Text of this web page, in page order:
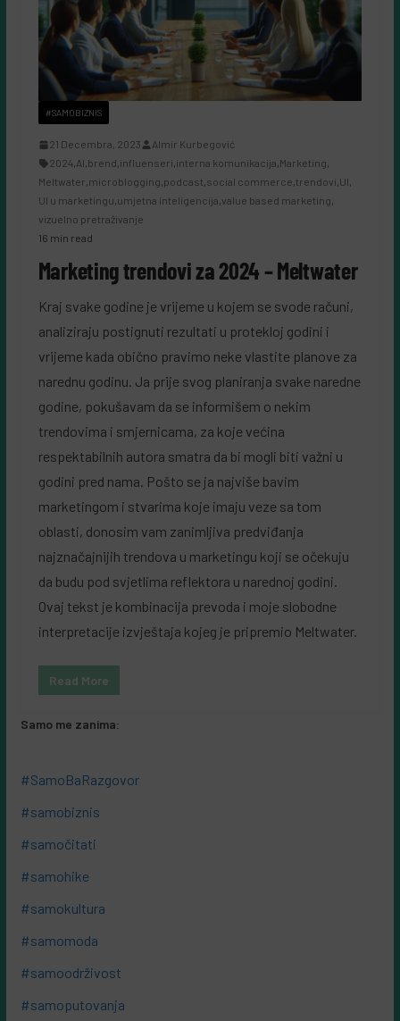
#SAMOBIZNIS
21 Decembra, 2023
Almir Kurbegović
2024,AI,brend,influenseri,interna komunikacija,Marketing,
Meltwater,microblogging,podcast,social commerce,trendovi,UI,
UI u marketingu,umjetna inteligencija,value based marketing,
vizuelno pretraživanje
16 min read
Marketing trendovi za 2024 – Meltwater
Kraj svake godine je vrijeme u kojem se svode računi,
analiziraju postignuti rezultati u protekloj godini i
vrijeme kada obično pravimo neke vlastite planove za
narednu godinu. Ja prije svog planiranja svake naredne
godine, pokušavam da se informišem o nekim
trendovima i smjernicama, za koje većina
respektabilnih autora smatra da bi mogli biti važni u
godini pred nama. Pošto se ja najviše bavim
marketingom i stvarima koje imaju veze sa tom
oblasti, donosim vam zanimljiva predviđanja
najznačajnijih trendova u marketingu koji se očekuju
da budu pod svjetlima reflektora u narednoj godini.
Ovaj tekst je kombinacija prevoda i moje slobodne
interpretacije izvještaja kojeg je pripremio Meltwater.
Read More
Samo me zanima:
#SamoBaRazgovor
#samobiznis
#samočitati
#samohike
#samokultura
#samomoda
#samoodrživost
#samoputovanja